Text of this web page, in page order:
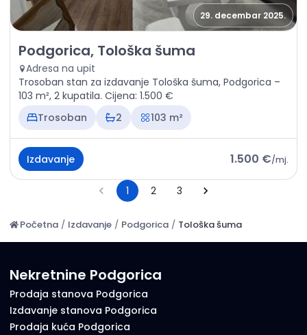
29. decembar 2025.
Izdavanje - Stan Podgorica, Tološka šuma
Podgorica, Tološka šuma
Adresa na upit
Trosoban stan za izdavanje Tološka šuma, Podgorica –
103 m², 2 kupatila. Cijena: 1.500 €
Trosoban
2 103 m²
Izdavanje 1.500 €/mj.
1 2 3
Početna / Izdavanje / Podgorica / Tološka šuma
Nekretnine Podgorica
Prodaja stanova Podgorica
Izdavanje stanova Podgorica
Prodaja kuća Podgorica